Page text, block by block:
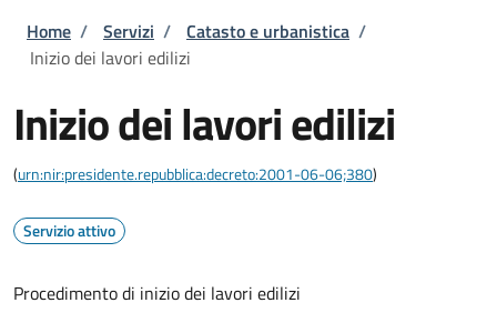
Briciole di pane
Home / Servizi / Catasto e urbanistica /
Inizio dei lavori edilizi
Inizio dei lavori edilizi
(urn:nir:presidente.repubblica:decreto:2001-06-06;380)
Servizio attivo
Procedimento di inizio dei lavori edilizi